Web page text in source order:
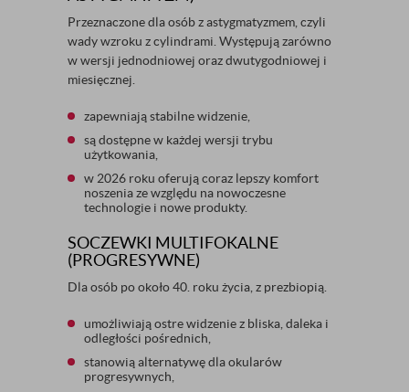
Przeznaczone dla osób z astygmatyzmem, czyli
wady wzroku z cylindrami. Występują zarówno
w wersji jednodniowej oraz dwutygodniowej i
miesięcznej.
zapewniają stabilne widzenie,
są dostępne w każdej wersji trybu
użytkowania,
w 2026 roku oferują coraz lepszy komfort
noszenia ze względu na nowoczesne
technologie i nowe produkty.
SOCZEWKI MULTIFOKALNE
(PROGRESYWNE)
Dla osób po około 40. roku życia, z prezbiopią.
umożliwiają ostre widzenie z bliska, daleka i
odległości pośrednich,
stanowią alternatywę dla okularów
progresywnych,